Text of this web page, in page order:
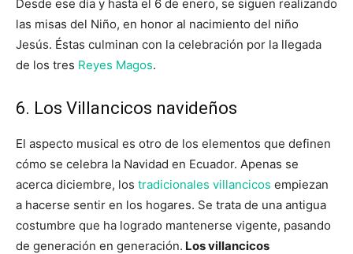
Desde ese día y hasta el 6 de enero, se siguen realizando
las misas del Niño, en honor al nacimiento del niño
Jesús. Éstas culminan con la celebración por la llegada
de los tres Reyes Magos.
6. Los Villancicos navideños
El aspecto musical es otro de los elementos que definen
cómo se celebra la Navidad en Ecuador. Apenas se
acerca diciembre, los tradicionales villancicos empiezan
a hacerse sentir en los hogares. Se trata de una antigua
costumbre que ha logrado mantenerse vigente, pasando
de generación en generación. Los villancicos